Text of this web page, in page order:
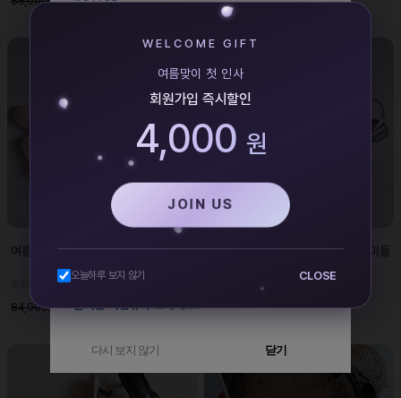
여름 여자 쪼리 슬리퍼 편한 스트랩 플랫
84,000원48,000원
여름 여자 샌들힐 편한 스퀘어 쪼리 미들
87,000원51,000원
WELCOME GIFT
여름맞이 첫 인사
회원가입 즉시할인
4,000 원
JOIN US
오늘하루 보지 않기 CLOSE
다시 보지 않기 닫기